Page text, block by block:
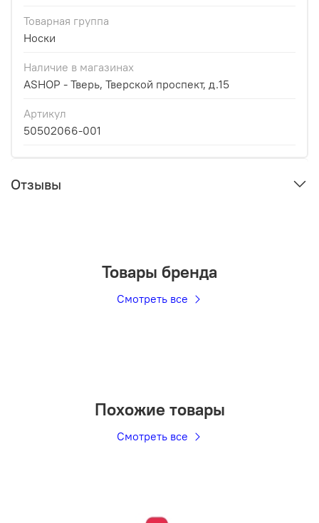
Товарная группа
Носки
Наличие в магазинах
ASHOP - Тверь, Тверской проспект, д.15
Артикул
50502066-001
Отзывы
Товары бренда
Смотреть все
Похожие товары
Смотреть все